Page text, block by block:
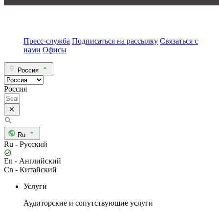
Пресс-служба Подписаться на рассылку Связаться с
нами Офисы
Россия
Россия
Ru
Ru - Русский
En - Английский
Cn - Китайский
Услуги
Аудиторские и сопутствующие услуги